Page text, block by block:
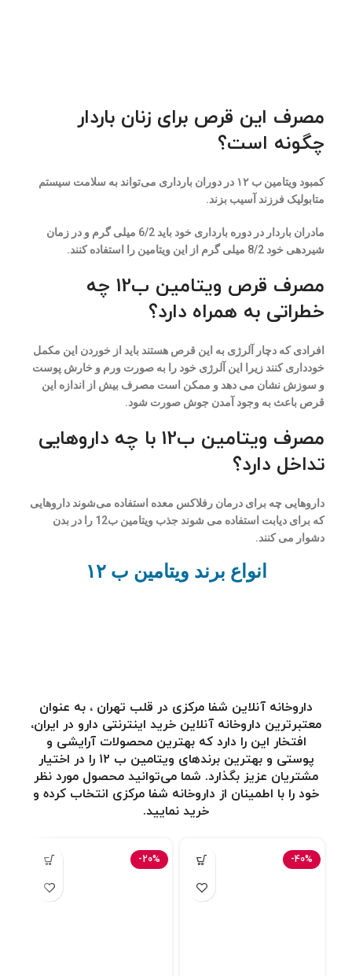
مصرف این قرص برای زنان باردار
چگونه است؟
کمبود ویتامین ب ۱۲ در دوران بارداری می‌تواند به سلامت سیستم
متابولیک فرزند آسیب بزند.
مادران باردار در دوره بارداری خود باید 6/2 میلی گرم و در زمان
شیردهی خود 8/2 میلی گرم از این ویتامین را استفاده کنند.
مصرف قرص ویتامین ب12 چه
خطراتی به همراه دارد؟
افرادی که دچار آلرژی به این قرص هستند باید از خوردن این مکمل
خودداری کنند زیرا این آلرژی خود را به صورت ورم و خارش پوست
و سوزش نشان می دهد و ممکن است مصرف بیش از اندازه این
قرص باعث به وجود آمدن جوش صورت شود.
مصرف ویتامین ب12 با چه داروهایی
تداخل دارد؟
داروهایی چه برای درمان رفلاکس معده استفاده می‌شوند داروهایی
که برای دیابت استفاده می شوند جذب ویتامین ب12 را در بدن
دشوار می کنند.
انواع برند ویتامین ب ۱۲
داروخانه آنلاین شفا مرکزی در قلب تهران ، به عنوان
معتبرترین داروخانه آنلاین خرید اینترنتی دارو در ایران،
افتخار این را دارد که بهترین محصولات آرایشی و
پوستی و بهترین برندهای ویتامین ب ۱۲
را در اختیار
مشتریان عزیز بگذارد. شما می‌توانید محصول مورد نظر
خود را با اطمینان از داروخانه شفا مرکزی انتخاب کرده و
خرید نمایید.
-40%
-20%